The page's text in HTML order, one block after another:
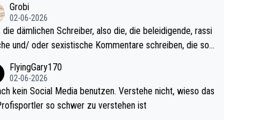
wenig WDF Turniere spielen. Dies war bei Archie Self l
Jahr der Fall. Er musste als amtierender Weltmeister d
den Qualifier und ich glaube kaum, dass Mitchel sich das
antun würde, wenn er doch eigentlich die PDC-WM
hat.
Grobi
02-06-2026
die dämlichen Schreiber, also die, die beleidigende, rassi
und/ oder sexistische Kommentare schreiben, die soll
in den Griff kriegen. Nur eins wundert mich: Luke Li
doch neulich erst derjenige, der über Social Media G
hat. Und Littlers Mutter schießt öfters mal gege
FlyingGary170
02-06-2026
kein Social Media benutzen. Verstehe nicht, wieso das
so schwer zu verstehen ist